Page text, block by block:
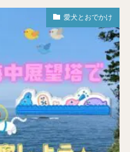
愛犬とおでかけ